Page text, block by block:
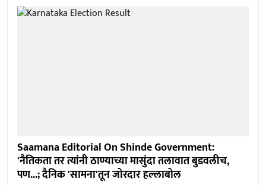
Saamana Editorial On Shinde Government:
'नैतिकता तर त्यांनी ठाण्याच्या मासुंदा तलावात बुडवलीच,
पण...; दैनिक 'सामना'तून जोरदार हल्लाबोल